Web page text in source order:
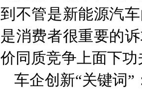
到不管是新能源汽
是消费者很重要的
价同质竞争上面下
车企创新“关键词”